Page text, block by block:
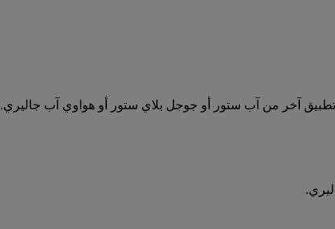
تطبيق آخر من آب ستور أو جوجل بلاي ستور أو هواوي آب جاليري.